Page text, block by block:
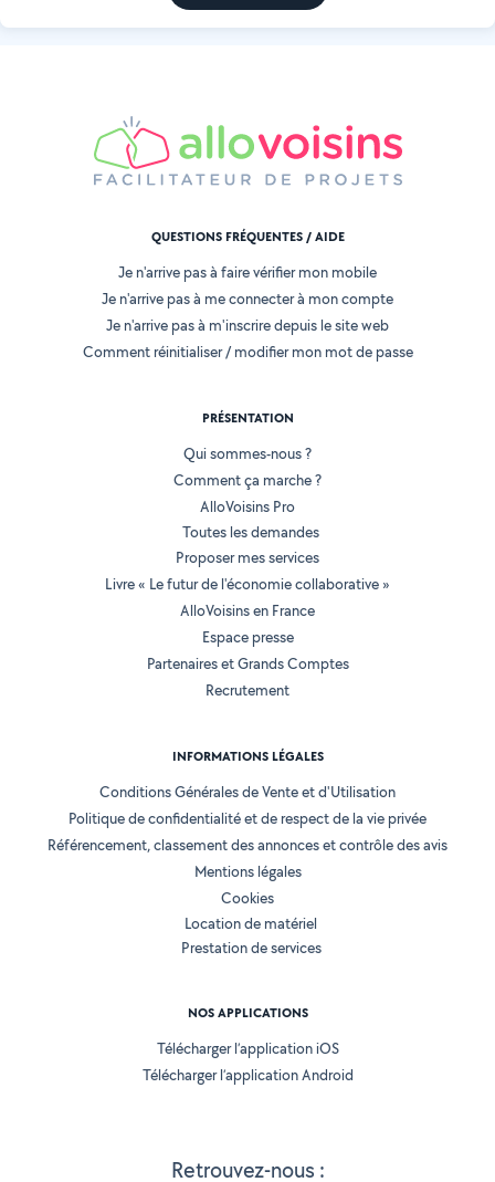
Retrouvez-nous :
QUESTIONS FRÉQUENTES / AIDE
Je n'arrive pas à faire vérifier mon mobile
Je n'arrive pas à me connecter à mon compte
Je n'arrive pas à m'inscrire depuis le site web
Comment réinitialiser / modifier mon mot de passe
PRÉSENTATION
Qui sommes-nous ?
Comment ça marche ?
AlloVoisins Pro
Toutes les demandes
Proposer mes services
Livre « Le futur de l'économie collaborative »
AlloVoisins en France
Espace presse
Partenaires et Grands Comptes
Recrutement
INFORMATIONS LÉGALES
Conditions Générales de Vente et d'Utilisation
Politique de confidentialité et de respect de la vie privée
Référencement, classement des annonces et contrôle des avis
Mentions légales
Cookies
Location de matériel
Prestation de services
NOS APPLICATIONS
Télécharger l’application iOS
Télécharger l’application Android